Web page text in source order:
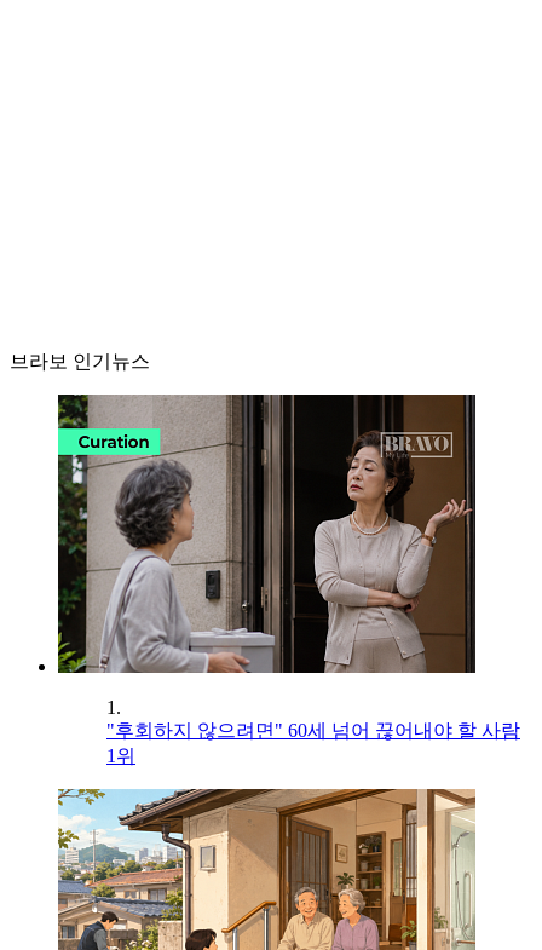
브라보 인기뉴스
1.
"후회하지 않으려면" 60세 넘어 끊어내야 할 사람
1위